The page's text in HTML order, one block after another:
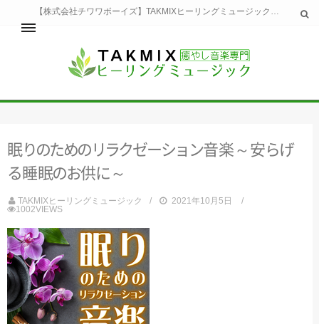
【株式会社チワワボーイズ】TAKMIXヒーリングミュージックへようこそ。TAKMIXヒーリングミュージックは貴方に特別な癒やしの時間をご提供致します。
ホーム
睡眠
自然
お問い合わせ
運営会社
眠りのためのリ ラクセーショ ン音楽～ 安らけ
る 睡眠のお供に ～
TAKMIXヒーリングミュージック
2021年10月5日
1002VIEWS